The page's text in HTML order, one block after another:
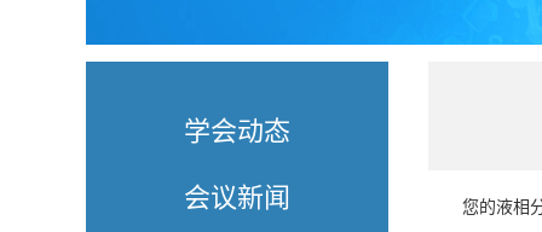
学会动态
会议新闻 您的液相